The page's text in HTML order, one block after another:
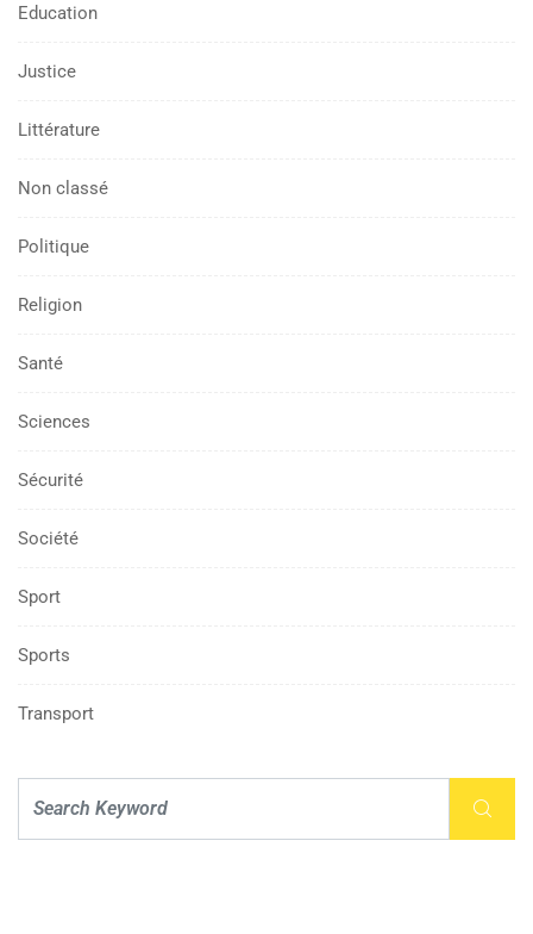
Education
Justice
Littérature
Non classé
Politique
Religion
Santé
Sciences
Sécurité
Société
Sport
Sports
Transport